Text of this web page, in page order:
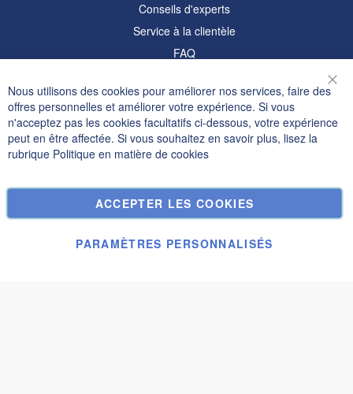
Conseils d'experts
Service à la clientèle
FAQ
Informations
Politique de confidentialité et cookies
Termes de recherche
Commandes et retours
Nous contacter
Nous utilisons des cookies pour améliorer nos services, faire des
offres personnelles et améliorer votre expérience. Si vous
n'acceptez pas les cookies facultatifs ci-dessous, votre expérience
peut en être affectée. Si vous souhaitez en savoir plus, lisez la
rubrique Politique en matière de cookies
ACCEPTER LES COOKIES
PARAMÈTRES PERSONNALISÉS